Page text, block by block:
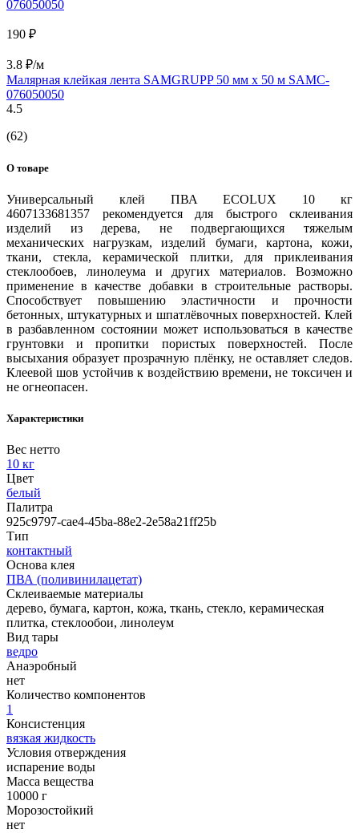
190 ₽
3.8 ₽/м
Малярная клейкая лента SAMGRUPP 50 мм х 50 м SAMC-
076050050
4.5
(62)
О товаре
Универсальный клей ПВА ECOLUX 10 кг
4607133681357 рекомендуется для быстрого склеивания
изделий из дерева, не подвергающихся тяжелым
механических нагрузкам, изделий бумаги, картона, кожи,
ткани, стекла, керамической плитки, для приклеивания
стеклообоев, линолеума и других материалов. Возможно
применение в качестве добавки в строительные растворы.
Способствует повышению эластичности и прочности
бетонных, штукатурных и шпатлёвочных поверхностей. Клей
в разбавленном состоянии может использоваться в качестве
грунтовки и пропитки пористых поверхностей. После
высыхания образует прозрачную плёнку, не оставляет следов.
Клеевой шов устойчив к воздействию времени, не токсичен и
не огнеопасен.
Характеристики
Вес нетто
10 кг
Цвет
белый
Палитра
925c9797-cae4-45ba-88e2-2e58a21ff25b
Тип
контактный
Основа клея
ПВА (поливинилацетат)
Склеиваемые материалы
дерево, бумага, картон, кожа, ткань, стекло, керамическая
плитка, стеклообои, линолеум
Вид тары
ведро
Анаэробный
нет
Количество компонентов
1
Консистенция
вязкая жидкость
Условия отверждения
испарение воды
Масса вещества
10000 г
Морозостойкий
нет